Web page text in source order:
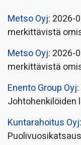
Metso Oyj: 2026-
merkittävistä
Metso Oyj: 2026-
merkittävistä
Enento Group Oyj
Johtohenkilöiden
Kuntarahoitus Oyj
Puolivuosikatsaus